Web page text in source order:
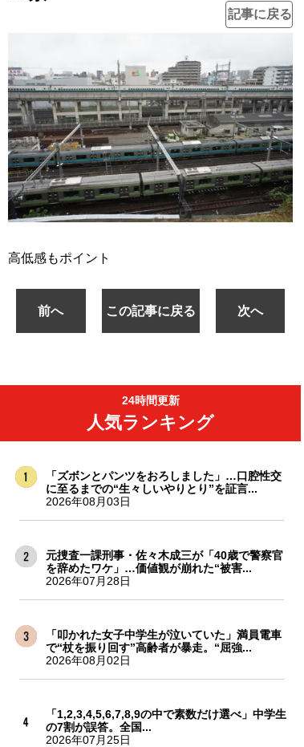
記事に戻る
高低感もポイント
前へ この記事に戻る 次へ
24時間更新
人気ランキング
「ズボンとパンツをおろしました」…口腔性交
に至るまでの“生々しいやりとり”を証言...
2026年08月03日
元捜査一課刑事・佐々木成三が「40歳で警察官
を辞めたワケ」…価値観が崩れた“被害...
2026年07月28日
「叩かれた女子中学生が泣いていた」満員電車
で“杖を振り回す”高齢者が暴走。“屈強...
2026年08月02日
「1,2,3,4,5,6,7,8,9の中で素数だけ選べ」中学生
の7割が誤答。全国...
2026年07月25日